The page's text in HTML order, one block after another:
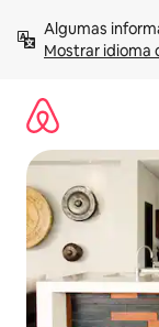
para
Mostrar idioma